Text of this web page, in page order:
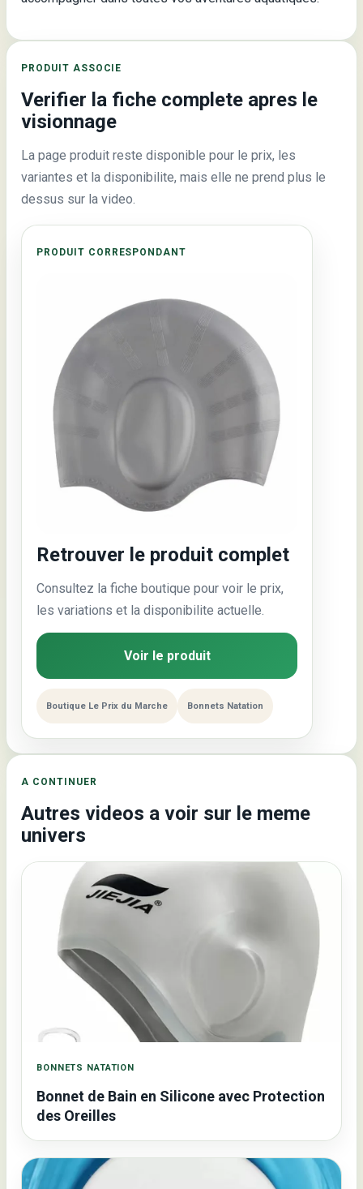
PRODUIT ASSOCIE
Verifier la fiche complete apres le
visionnage
La page produit reste disponible pour le prix, les
variantes et la disponibilite, mais elle ne prend plus le
dessus sur la video.
PRODUIT CORRESPONDANT
Retrouver le produit complet
Consultez la fiche boutique pour voir le prix,
les variations et la disponibilite actuelle.
Voir le produit
Boutique Le Prix du Marche Bonnets Natation
A CONTINUER
Autres videos a voir sur le meme
univers
BONNETS NATATION
Bonnet de Bain en Silicone avec Protection
des Oreilles